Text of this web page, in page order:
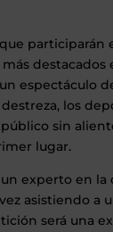
participarán
destacados
espectáculo
los
sin
lugar.
experto en la
asistiendo a
será una